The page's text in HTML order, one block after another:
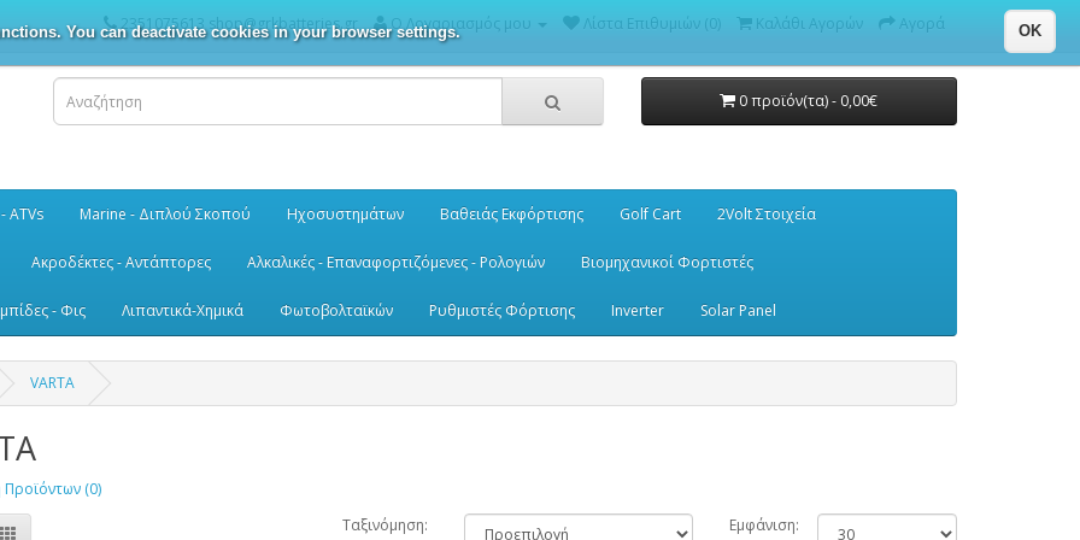
You can deactivate cookies in your browser settings. OK
2351075613 shop@grkbatteries.gr Ο Λογαριασμός μου Λίστα Επιθυμιών (0) Καλάθι Αγορών Αγορά
0 προϊόν(τα) - 0,00€
ATVs Marine - Διπλού Σκοπού Ηχοσυστημάτων Βαθειάς Εκφόρτισης Golf Cart 2Volt Στοιχεία
Ακροδέκτες - Αντάπτορες Αλκαλικές - Επαναφορτιζόμενες - Ρολογιών Βιομηχανικοί Φορτιστές
- Φις Λιπαντικά-Χημικά Φωτοβολταϊκών Ρυθμιστές Φόρτισης Inverter Solar Panel
VARTA
Προϊόντων (0)
Ταξινόμηση:
Εμφάνιση: